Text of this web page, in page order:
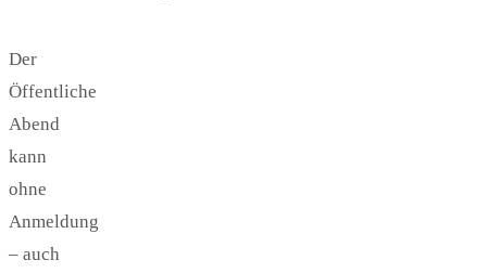
Der
Öffentliche
Abend
kann
ohne
Anmeldung
– auch